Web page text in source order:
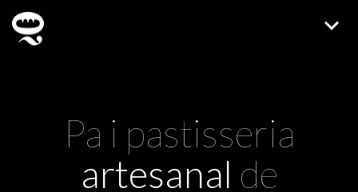
Pa i pastisseria
artesanal de